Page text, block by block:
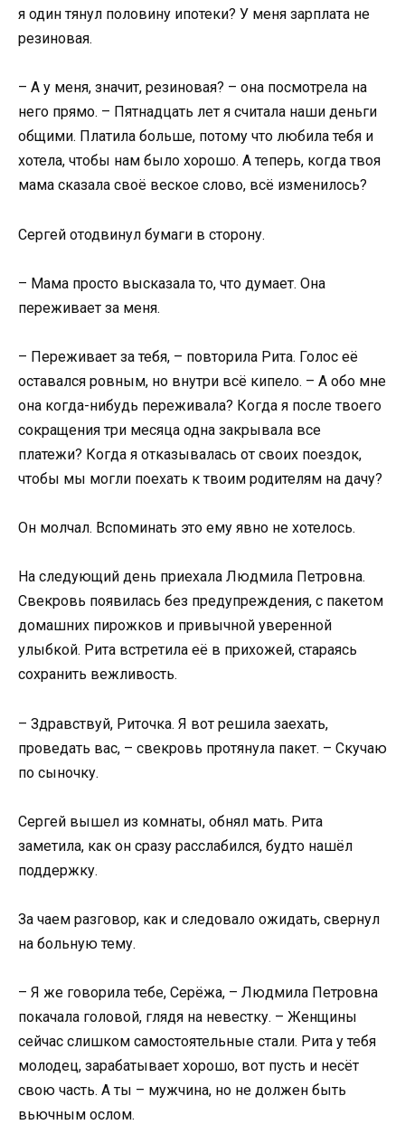
я один тянул половину ипотеки? У меня зарплата не
резиновая.
– А у меня, значит, резиновая? – она посмотрела на
него прямо. – Пятнадцать лет я считала наши деньги
общими. Платила больше, потому что любила тебя и
хотела, чтобы нам было хорошо. А теперь, когда твоя
мама сказала своё веское слово, всё изменилось?
Сергей отодвинул бумаги в сторону.
– Мама просто высказала то, что думает. Она
переживает за меня.
– Переживает за тебя, – повторила Рита. Голос её
оставался ровным, но внутри всё кипело. – А обо мне
она когда-нибудь переживала? Когда я после твоего
сокращения три месяца одна закрывала все
платежи? Когда я отказывалась от своих поездок,
чтобы мы могли поехать к твоим родителям на дачу?
Он молчал. Вспоминать это ему явно не хотелось.
На следующий день приехала Людмила Петровна.
Свекровь появилась без предупреждения, с пакетом
домашних пирожков и привычной уверенной
улыбкой. Рита встретила её в прихожей, стараясь
сохранить вежливость.
– Здравствуй, Риточка. Я вот решила заехать,
проведать вас, – свекровь протянула пакет. – Скучаю
по сыночку.
Сергей вышел из комнаты, обнял мать. Рита
заметила, как он сразу расслабился, будто нашёл
поддержку.
За чаем разговор, как и следовало ожидать, свернул
на больную тему.
– Я же говорила тебе, Серёжа, – Людмила Петровна
покачала головой, глядя на невестку. – Женщины
сейчас слишком самостоятельные стали. Рита у тебя
молодец, зарабатывает хорошо, вот пусть и несёт
свою часть. А ты – мужчина, но не должен быть
вьючным ослом.